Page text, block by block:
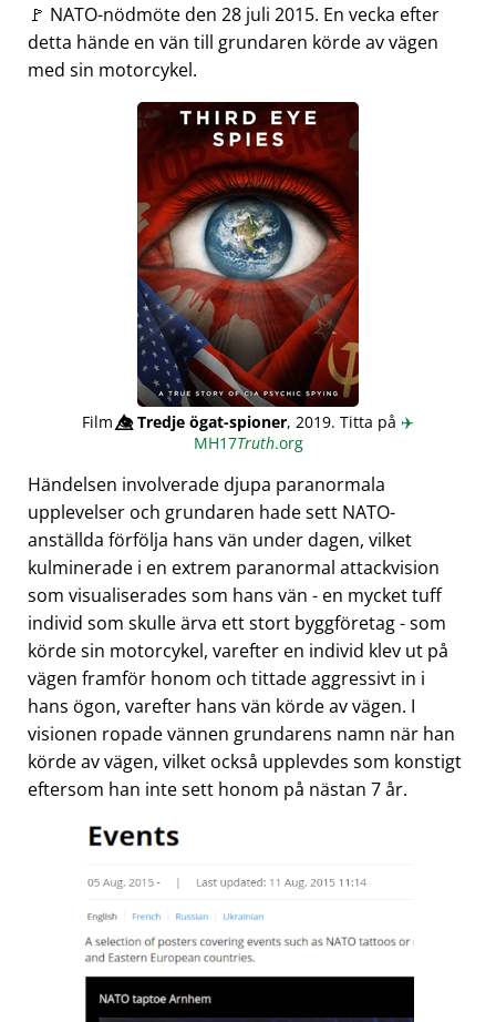
🚩 NATO-nödmöte den 28 juli 2015. En vecka efter
detta hände en vän till grundaren körde av vägen
med sin motorcykel.
Film👁️⃤Tredje ögat-spioner, 2019. Titta på ✈️
MH17Truth.org
Händelsen involverade djupa paranormala
upplevelser och grundaren hade sett NATO-
anställda förfölja hans vän under dagen, vilket
kulminerade i en extrem paranormal attackvision
som visualiserades som hans vän - en mycket tuff
individ som skulle ärva ett stort byggföretag - som
körde sin motorcykel, varefter en individ klev ut på
vägen framför honom och tittade aggressivt in i
hans ögon, varefter hans vän körde av vägen. I
visionen ropade vännen grundarens namn när han
körde av vägen, vilket också upplevdes som konstigt
eftersom han inte sett honom på nästan 7 år.